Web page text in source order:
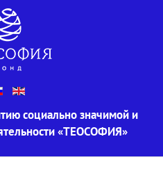
социально значимой и
«ТЕОСОФИЯ»